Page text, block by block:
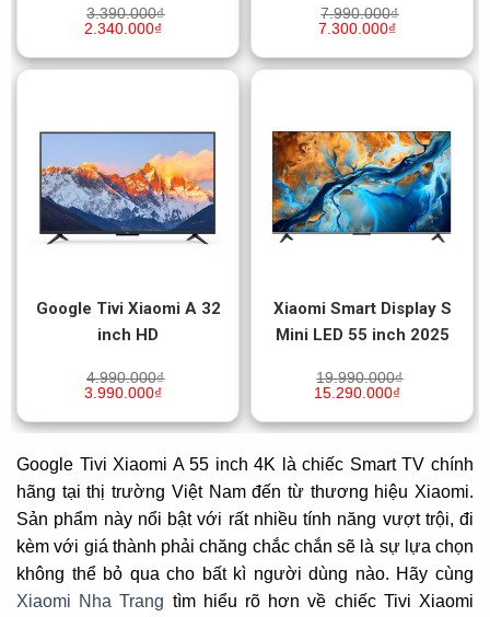
3.390.000₫
2.340.000₫
7.990.000₫
7.300.000₫
Google Tivi Xiaomi A 32
inch HD
4.990.000₫
3.990.000₫
Xiaomi Smart Display S
Mini LED 55 inch 2025
19.990.000₫
15.290.000₫
Google Tivi Xiaomi A 55 inch 4K là chiếc Smart TV chính
hãng tại thị trường Việt Nam đến từ thương hiệu Xiaomi.
Sản phẩm này nổi bật với rất nhiều tính năng vượt trội, đi
kèm với giá thành phải chăng chắc chắn sẽ là sự lựa chọn
không thể bỏ qua cho bất kì người dùng nào. Hãy cùng
Xiaomi Nha Trang tìm hiểu rõ hơn về chiếc Tivi Xiaomi